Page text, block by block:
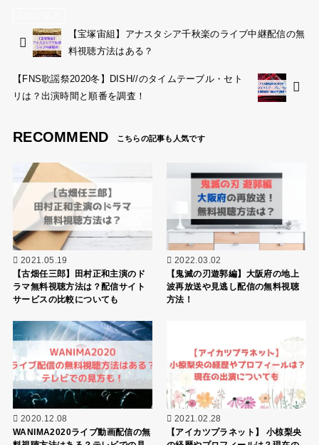
【宝塚宙組】アナスタシア千秋楽のライブ中継配信の無
料視聴方法はある？
【FNS歌謡祭2020冬】DISH//のタイムテーブル・セト
リは？出演時間と順番を調査！
RECOMMEND
2021.05.19
【古畑任三郎】田村正和主演のド
ラマ無料視聴方法は？配信サイト
サービスの比較についても
2022.03.02
【鬼滅の刃遊郭編】大阪府の地上
波再放送や見逃し配信の無料視聴
方法！
2020.12.08
WANIMA2020ライブ動画配信の無
2021.02.28
【アイカツプラネット】 小椋梨央